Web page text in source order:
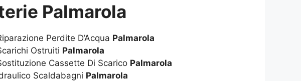
Palmarola
Perdite D’Acqua Palmarola
Ostruiti Palmarola
Cassette Di Scarico Palmarola
Scaldabagni Palmarola